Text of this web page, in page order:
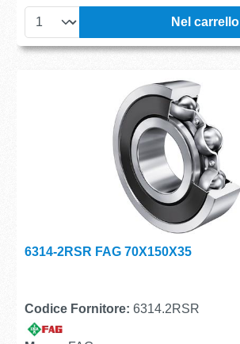
Nel carrello
6314-2RSR FAG 70X150X35
Codice Fornitore: 6314.2RSR